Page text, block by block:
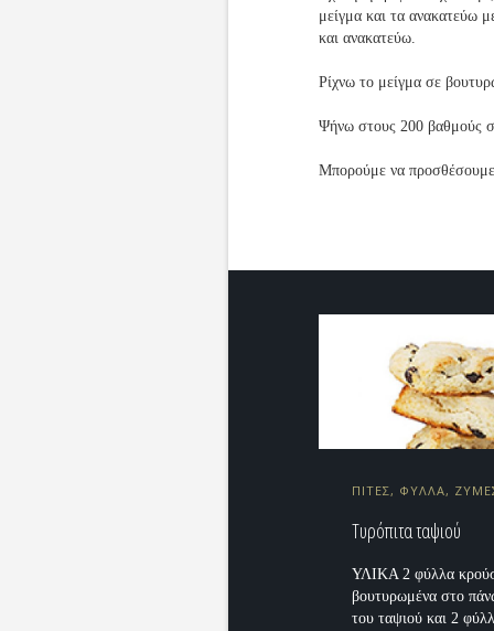
μείγμα και τα ανακατεύω
και ανακατεύω.
Ρίχνω το μείγμα σε
Ψήνω στους 200 βαθμούς
Μπορούμε να προσθέσουμε
ΠΙΤΕΣ, ΦΥΛΛΑ,
Τυρόπιτα ταψιού
ΥΛΙΚΑ 2 φύλλα
βουτυρωμένα στο
του ταψιού και 2